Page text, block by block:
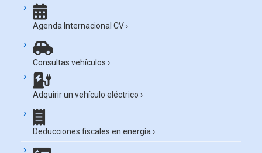
Agenda Internacional CV›
Consultas vehículos ›
Adquirir un vehículo eléctrico ›
Deducciones fiscales en energía ›